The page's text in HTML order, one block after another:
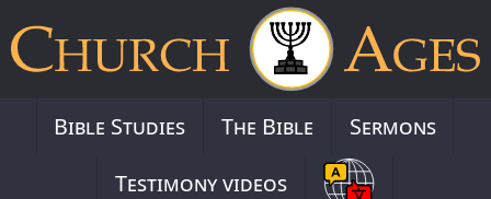
Bible Studies The Bible
Sermons
Testimony videos